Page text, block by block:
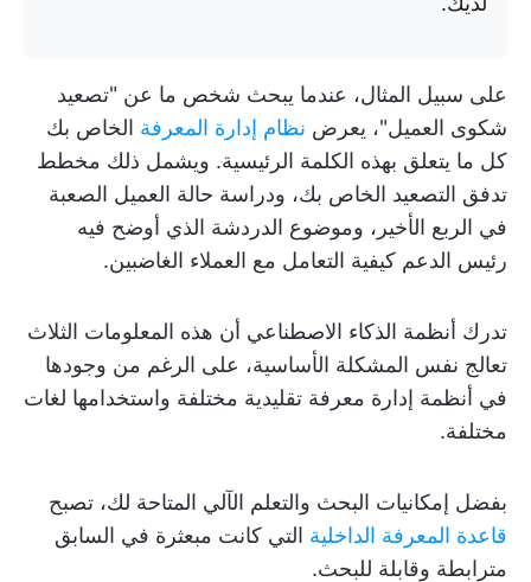
على سبيل المثال، عندما يبحث شخص ما عن "تصعيد
شكوى العميل"، يعرض نظام إدارة المعرفة الخاص بك
كل ما يتعلق بهذه الكلمة الرئيسية. ويشمل ذلك مخطط
تدفق التصعيد الخاص بك، ودراسة حالة العميل الصعبة
في الربع الأخير، وموضوع الدردشة الذي أوضح فيه
رئيس الدعم كيفية التعامل مع العملاء الغاضبين.
تدرك أنظمة الذكاء الاصطناعي أن هذه المعلومات الثلاث
تعالج نفس المشكلة الأساسية، على الرغم من وجودها
في أنظمة إدارة معرفة تقليدية مختلفة واستخدامها لغات
مختلفة.
بفضل إمكانيات البحث والتعلم الآلي المتاحة لك، تصبح
قاعدة المعرفة الداخلية التي كانت مبعثرة في السابق
مترابطة وقابلة للبحث.